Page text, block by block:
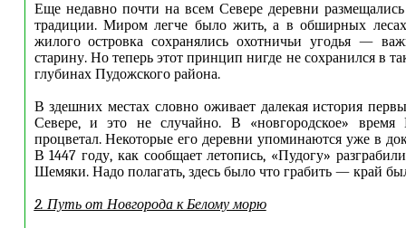
Еще недавно почти на всем Севере деревни
традиции. Миром легче было жить, а в обширных
жилого островка сохранялись охотничьи угодья —
старину. Но теперь этот принцип нигде не сохранился в
глубинах Пудожского района.
В здешних местах словно оживает далекая история
Севере, и это не случайно. В «новгородское» время
процветал. Некоторые его деревни упоминаются уже в
В 1447 году, как сообщает летопись, «Пудогу»
Шемяки. Надо полагать, здесь было что грабить — край
2. Путь от Новгорода к Белому морю